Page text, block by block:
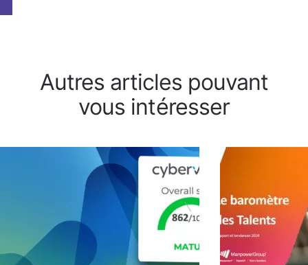
Autres articles pouvant
vous intéresser